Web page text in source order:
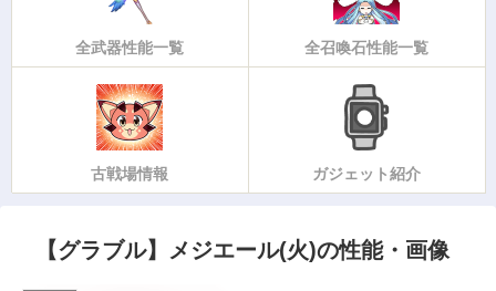
全武器性能一覧 全召喚石性能一覧
古戦場情報 ガジェット紹介
【グラブル】メジエール(火)の性能・画像